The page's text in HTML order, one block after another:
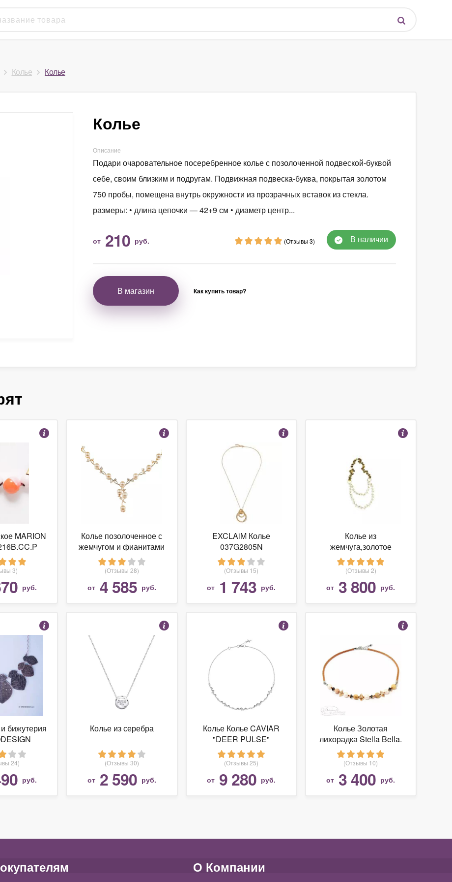
Колье Колье
Колье
Описание
Подари очаровательное посеребренное колье с позолоченной подвеской-буквой
себе, своим близким и подругам. Подвижная подвеска-буква, покрытая золотом
750 пробы, помещена внутрь окружности из прозрачных вставок из стекла.
размеры: • длина цепочки — 42+9 см • диаметр центр...
от 210 руб. (Отзывы 3) В наличии
В магазин Как купить товар?
MARION
3)
руб.
Колье позолоченное с
жемчугом и фианитами
"Веточка"
(Отзывы 28)
от 4 585 руб.
EXCLAiM Колье
037G2805N
(Отзывы 15)
от 1 743 руб.
Колье из
жемчуга,золотое
колье,нежное колье
"Предвкушение"
(Отзывы 2)
от 3 800 руб.
бижутерия
в
24)
руб.
Колье из серебра
(Отзывы 30)
от 2 590 руб.
Колье Колье CAVIAR
"DEER PULSE"
(Отзывы 25)
от 9 280 руб.
Колье Золотая
лихорадка Stella Bella.
Арт.: SB51002A
(Отзывы 10)
от 3 400 руб.
О Компании